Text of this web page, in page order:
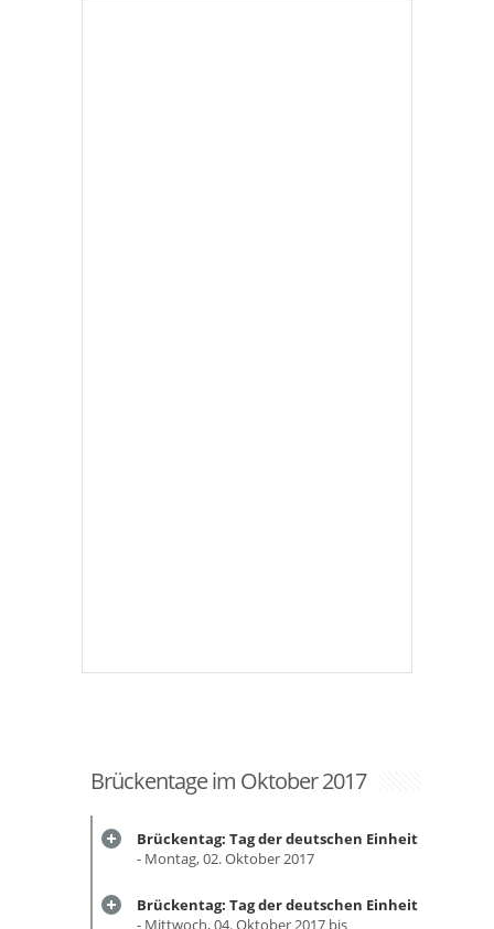
Brückentage im Oktober 2017
Brückentag: Tag der deutschen Einheit
- Montag, 02. Oktober 2017
Brückentag: Tag der deutschen Einheit
- Mittwoch, 04. Oktober 2017 bis